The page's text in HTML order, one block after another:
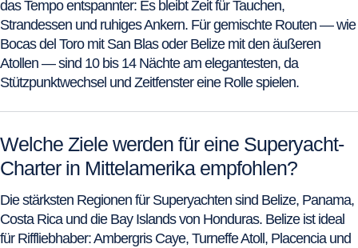
das Tempo entspannter: Es bleibt Zeit für Tauchen,
Strandessen und ruhiges Ankern. Für gemischte Routen — wie
Bocas del Toro mit San Blas oder Belize mit den äußeren
Atollen — sind 10 bis 14 Nächte am elegantesten, da
Stützpunktwechsel und Zeitfenster eine Rolle spielen.
Welche Ziele werden für eine Superyacht-
Charter in Mittelamerika empfohlen?
Die stärksten Regionen für Superyachten sind Belize, Panama,
Costa Rica und die Bay Islands von Honduras. Belize ist ideal
für Riffliebhaber: Ambergris Caye, Turneffe Atoll, Placencia und